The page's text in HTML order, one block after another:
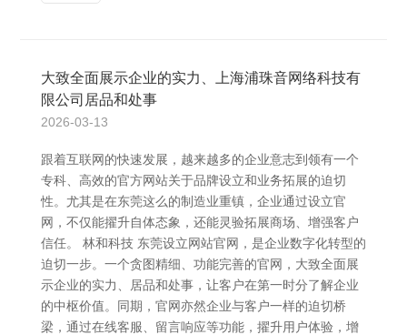
大致全面展示企业的实力、上海浦珠音网络科技有
限公司居品和处事
2026-03-13
跟着互联网的快速发展，越来越多的企业意志到领有一个
专科、高效的官方网站关于品牌设立和业务拓展的迫切
性。尤其是在东莞这么的制造业重镇，企业通过设立官
网，不仅能擢升自体态象，还能灵验拓展商场、增强客户
信任。 林和科技 东莞设立网站官网，是企业数字化转型的
迫切一步。一个贪图精细、功能完善的官网，大致全面展
示企业的实力、居品和处事，让客户在第一时分了解企业
的中枢价值。同期，官网亦然企业与客户一样的迫切桥
梁，通过在线客服、留言响应等功能，擢升用户体验，增